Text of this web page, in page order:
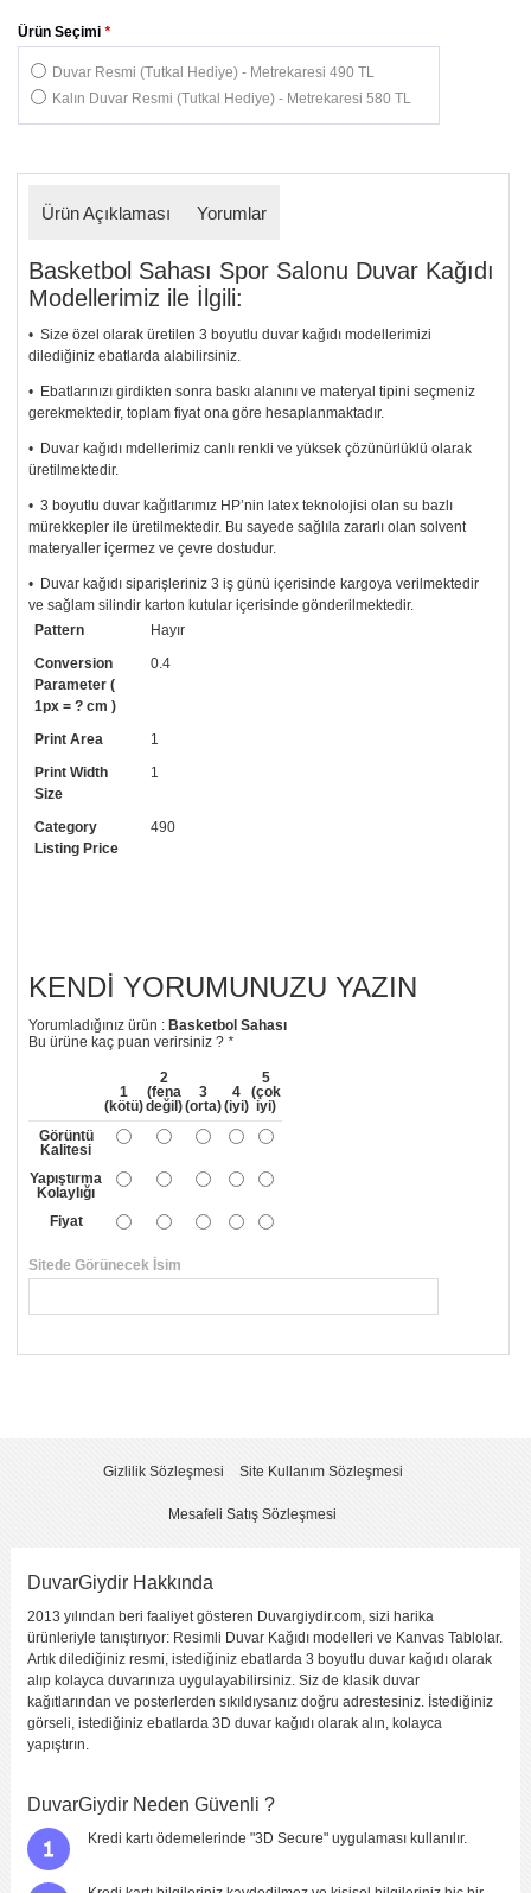
*
Ürün Seçimi
Duvar Resmi (Tutkal Hediye) - Metrekaresi 490 TL
Kalın Duvar Resmi (Tutkal Hediye) - Metrekaresi 580 TL
Ürün Açıklaması Yorumlar
Basketbol Sahası Spor Salonu Duvar Kağıdı
Modellerimiz ile İlgili:
• Size özel olarak üretilen 3 boyutlu duvar kağıdı modellerimizi
dilediğiniz ebatlarda alabilirsiniz.
• Ebatlarınızı girdikten sonra baskı alanını ve materyal tipini seçmeniz
gerekmektedir, toplam fiyat ona göre hesaplanmaktadır.
• Duvar kağıdı mdellerimiz canlı renkli ve yüksek çözünürlüklü olarak
üretilmektedir.
• 3 boyutlu duvar kağıtlarımız HP’nin latex teknolojisi olan su bazlı
mürekkepler ile üretilmektedir. Bu sayede sağlıla zararlı olan solvent
materyaller içermez ve çevre dostudur.
• Duvar kağıdı siparişleriniz 3 iş günü içerisinde kargoya verilmektedir
ve sağlam silindir karton kutular içerisinde gönderilmektedir.
• Tutkalınız, siparişiniz ile birlikte ücretsiz olarak gönderilecektir.
Uygulaması standart duvar kağıdı ile aynıdır. Siparişiniz ile birlikte
uygulama kılavuzu da gönderilecektir.
• Resimli duvar kağıdı modelinizi siyah beyaz renklerde istiyorsanız bizi
arayıp talebinizi iletebilirsiniz.
• Görselde düzenleme yaptırmak istiyorsanız yine bize telefon
numaramızdan ulaşabilirsiniz.
Pattern
Hayır
Conversion
Parameter (
1px = ? cm )
0.4
Print Area
1
Print Width
Size
1
Category
Listing Price
490
KENDI YORUMUNUZU YAZIN
Yorumladığınız ürün :Basketbol Sahası
Bu ürüne kaç puan verirsiniz ?*
1
(kötü)
2
(fena
değil)
3
(orta)
4
(iyi)
5
(çok
iyi)
Görüntü
Kalitesi
Yapıştırma
Kolaylığı
Fiyat
Sitede Görünecek İsim
Yorumu Gönder
Gizlilik Sözleşmesi Site Kullanım Sözleşmesi
Mesafeli Satış Sözleşmesi
DuvarGiydir Hakkında
2013 yılından beri faaliyet gösteren Duvargiydir.com, sizi harika
ürünleriyle tanıştırıyor: Resimli Duvar Kağıdı modelleri ve Kanvas Tablolar.
Artık dilediğiniz resmi, istediğiniz ebatlarda 3 boyutlu duvar kağıdı olarak
alıp kolayca duvarınıza uygulayabilirsiniz. Siz de klasik duvar
kağıtlarından ve posterlerden sıkıldıysanız doğru adrestesiniz. İstediğiniz
görseli, istediğiniz ebatlarda 3D duvar kağıdı olarak alın, kolayca
yapıştırın.
DuvarGiydir Neden Güvenli ?
Kredi kartı ödemelerinde "3D Secure" uygulaması kullanılır.